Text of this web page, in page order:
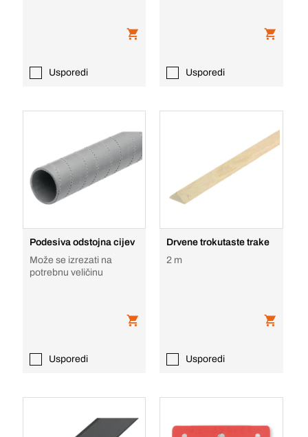
Usporedi Usporedi
Podesiva odstojna cijev
Može se izrezati na
potrebnu veličinu
Usporedi
Drvene trokutaste trake
2 m
Usporedi